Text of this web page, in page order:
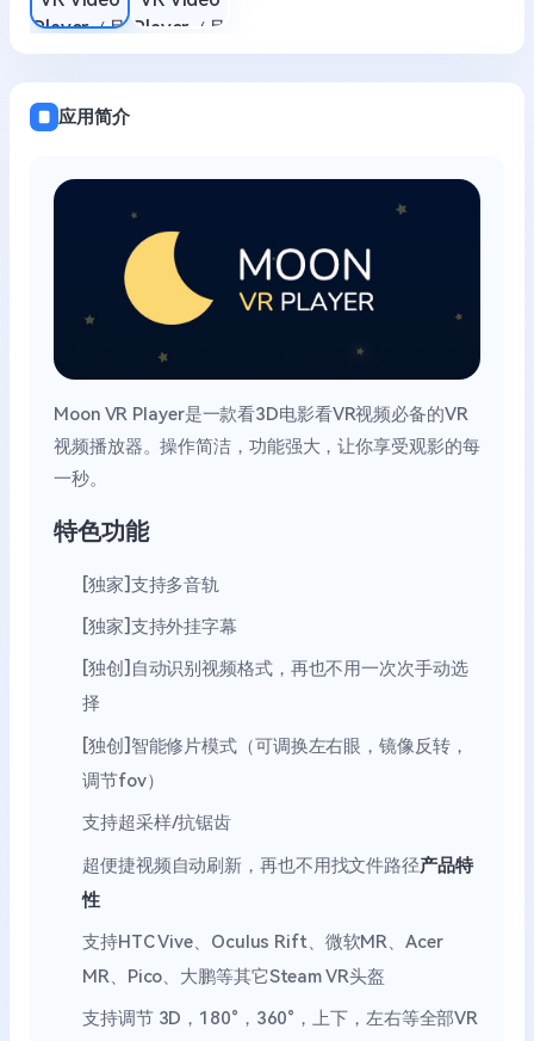
应用简介
Moon VR Player是一款看3D电影看VR视频必备的VR
视频播放器。操作简洁，功能强大，让你享受观影的每
一秒。
特色功能
[独家]支持多音轨
[独家]支持外挂字幕
[独创]自动识别视频格式，再也不用一次次手动选
择
[独创]智能修片模式（可调换左右眼，镜像反转，
调节fov）
支持超采样/抗锯齿
超便捷视频自动刷新，再也不用找文件路径产品特
性
支持HTC Vive、Oculus Rift、微软MR、Acer
MR、Pico、大鹏等其它Steam VR头盔
支持调节 3D，180°，360°，上下，左右等全部VR